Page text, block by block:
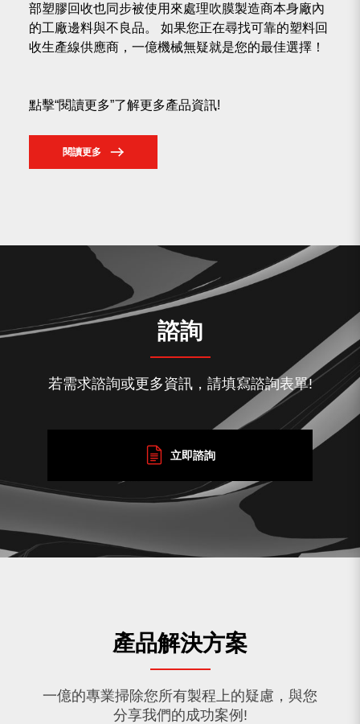
部塑膠回收也同步被使用來處理吹膜製造商本身廠內
的工廠邊料與不良品。 如果您正在尋找可靠的塑料回
收生產線供應商，一億機械無疑就是您的最佳選擇！
點擊“閱讀更多”了解更多產品資訊!
閱讀更多
諮詢
若需求諮詢或更多資訊，請填寫諮詢表單!
立即諮詢
產品解決方案
一億的專業掃除您所有製程上的疑慮，與您
分享我們的成功案例!